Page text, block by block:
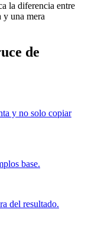
la diferencia entre
una mera
de
y no solo copiar
base.
del resultado.